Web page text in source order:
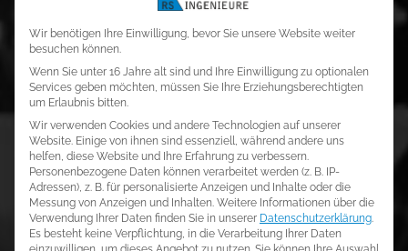
Datenschutz-
Wir benötigen Ihre Einwilligung, bevor Sie unsere Website weiter
besuchen können.
Wenn Sie unter 16 Jahre alt sind und Ihre Einwilligung zu optionalen
Services geben möchten, müssen Sie Ihre Erziehungsberechtigten
um Erlaubnis bitten.
Wir verwenden Cookies und andere Technologien auf unserer
Website. Einige von ihnen sind essenziell, während andere uns
helfen, diese Website und Ihre Erfahrung zu verbessern.
Personenbezogene Daten können verarbeitet werden (z. B. IP-
Adressen), z. B. für personalisierte Anzeigen und Inhalte oder die
Messung von Anzeigen und Inhalten. Weitere Informationen über die
Verwendung Ihrer Daten finden Sie in unserer Datenschutzerklärung.
Es besteht keine Verpflichtung, in die Verarbeitung Ihrer Daten